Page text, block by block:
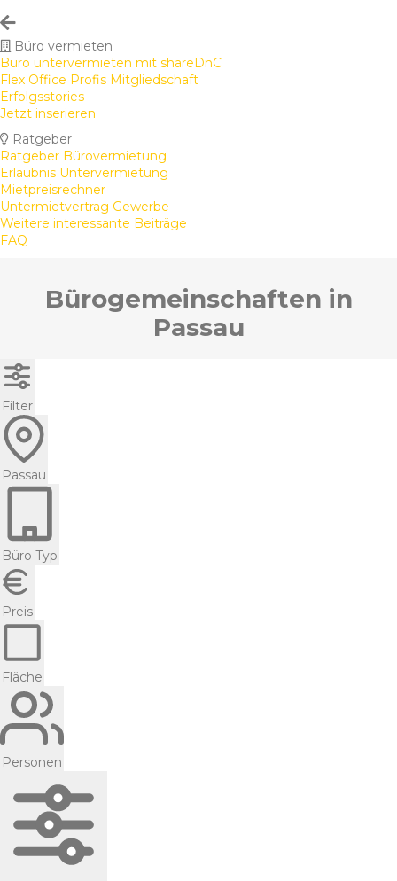
Büro vermieten
Büro untervermieten mit shareDnC
Flex Office Profis Mitgliedschaft
Erfolgsstories
Jetzt inserieren
Ratgeber
Ratgeber Bürovermietung
Erlaubnis Untervermietung
Mietpreisrechner
Untermietvertrag Gewerbe
Weitere interessante Beiträge
FAQ
Bürogemeinschaften in
Passau
Filter
Passau
Büro Typ
Preis
Fläche
Personen